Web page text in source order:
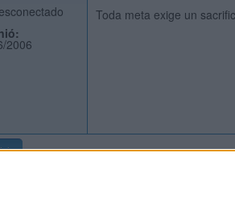
2006
Toda meta exige un